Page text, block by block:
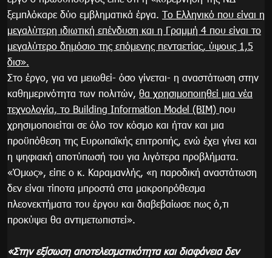
ξεμπλόκαρε δύο εμβληματικά έργα. Το Ελληνικό που είναι η
μεγαλύτερη ιδιωτική επένδυση και η Γραμμή 4 που είναι το
μεγαλύτερο δημόσιο της επόμενης πενταετίας, ύψους 1,5
δισ».
Στο έργο, για να μειωθεί- όσο γίνεται- η αναστάτωση στην
καθημερινότητα των πολιτών, θα χρησιμοποιηθεί μια νέα
τεχνολογία, το Building Information Model (BIM) που
χρησιμοποιείται σε όλο τον κόσμο και ήταν και μια
προϋπόθεση της Ευρωπαϊκής επιτροπής, ενώ έχει γίνει και
η ψηφιακή αποτύπωσή του για λιγότερα προβλήματα.
«Όμως», είπε ο κ. Καραμανλής, «η παροδική αναστάτωση
δεν είναι τίποτα μπροστά στα μακροπρόθεσμα
πλεονεκτήματα του έργου και διαβεβαίωσε πως ό,τι
προκύψει θα αντιμετωπιστεί».
«Στην εξίσωση αποτελεσματικότητα και διαφάνεια δεν